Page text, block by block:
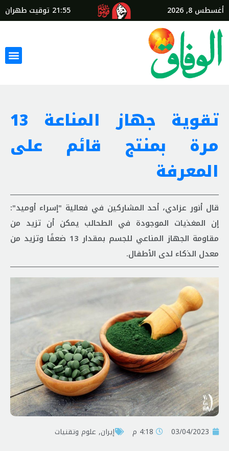
أغسطس 8, 2026 21:55 توقيت طهران
تقوية جهاز المناعة 13
مرة بمنتج قائم على
المعرفة
قال أنور عزادي، أحد المشاركين في فعالية "إسراء أوميد":
إن المغذيات الموجودة في الطحالب يمكن أن تزيد من
مقاومة الجهاز المناعي للجسم بمقدار 13 ضعفًا وتزيد من
معدل الذكاء لدى الأطفال.
03/04/2023 4:18 م إيران, علوم وتقنيات